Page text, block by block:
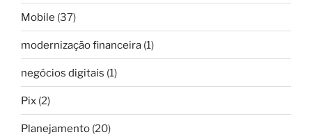
Mobile (37)
modernização financeira (1)
negócios digitais (1)
Pix (2)
Planejamento (20)